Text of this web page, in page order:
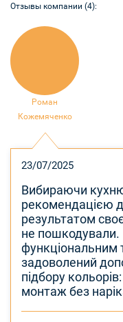
Отзывы компании (4):
Роман
Кожемяченко
23/07/2025
Вибираючи
рекомендацією
результатом
не пошкодували.
функціональним
задоволений
підбору
монтаж без